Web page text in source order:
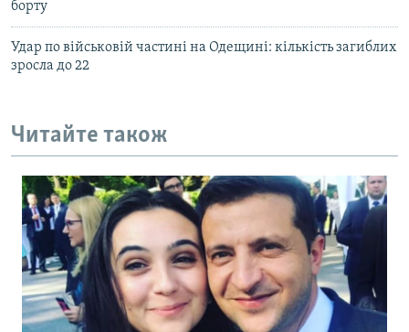
борту
Удар по військовій частині на Одещині: кількість загиблих
зросла до 22
Читайте також